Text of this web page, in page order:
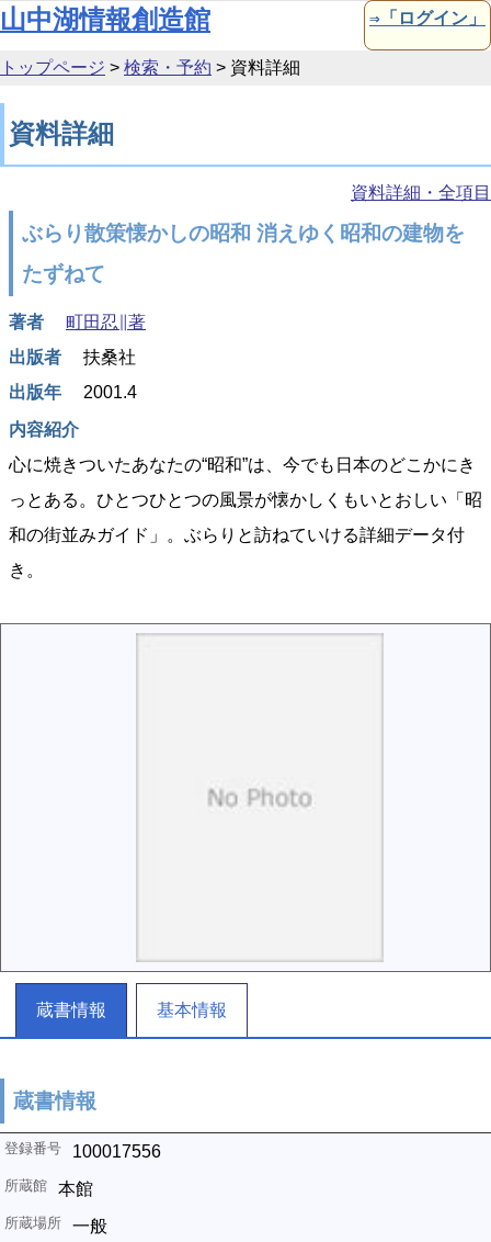
本文へ移動
山中湖情報創造館 ⇒「ログイン」
トップページ > 検索・予約 > 資料詳細
資料詳細
資料詳細・全項目
ぶらり散策懐かしの昭和 消えゆく昭和の建物を
たずねて
著者
町田忍∥著
出版者
扶桑社
出版年
2001.4
内容紹介
心に焼きついたあなたの“昭和”は、今でも日本のどこかにき
っとある。ひとつひとつの風景が懐かしくもいとおしい「昭
和の街並みガイド」。ぶらりと訪ねていける詳細データ付
き。
蔵書情報 基本情報
蔵書情報
100017556
本館
一般